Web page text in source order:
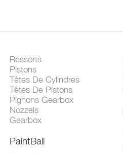
Ressorts
Pistons
Têtes De Cylindres
Têtes De Pistons
Pignons Gearbox
Nozzels
Gearbox
PaintBall